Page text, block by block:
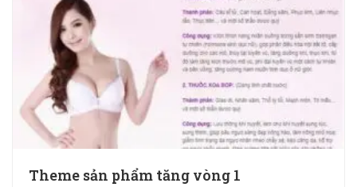
Theme sản phẩm tăng vòng 1